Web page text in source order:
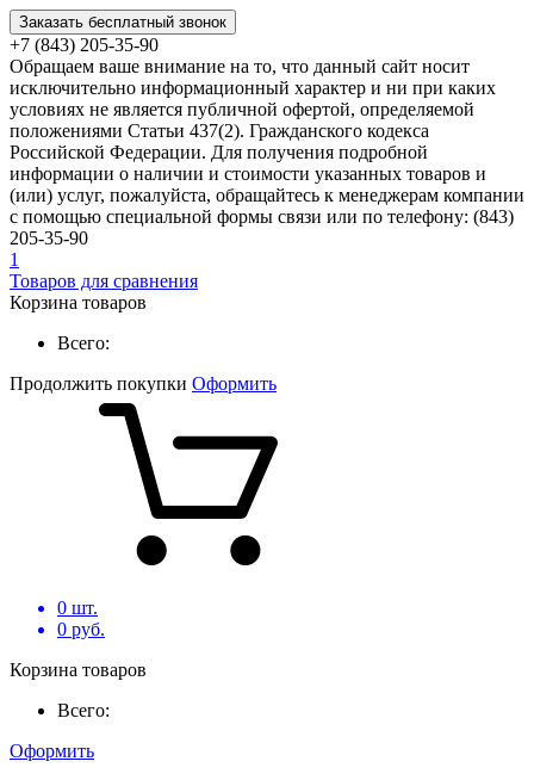
Заказать бесплатный звонок
+7 (843) 205-35-90
Обращаем ваше внимание на то, что данный сайт носит
исключительно информационный характер и ни при каких
условиях не является публичной офертой, определяемой
положениями Статьи 437(2). Гражданского кодекса
Российской Федерации. Для получения подробной
информации о наличии и стоимости указанных товаров и
(или) услуг, пожалуйста, обращайтесь к менеджерам компании
с помощью специальной формы связи или по телефону: (843)
205-35-90
1
Товаров для сравнения
Корзина товаров
Всего:
Продолжить покупки Оформить
0 шт.
0 руб.
Корзина товаров
Всего:
Оформить